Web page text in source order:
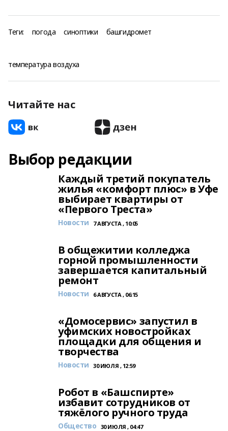
Теги: погода синоптики башгидромет
температура воздуха
Читайте нас
Выбор редакции
Каждый третий покупатель
жилья «комфорт плюс» в Уфе
выбирает квартиры от
«Первого Треста»
Новости 7 АВГУСТА , 10:05
В общежитии колледжа
горной промышленности
завершается капитальный
ремонт
Новости 6 АВГУСТА , 06:15
«Домосервис» запустил в
уфимских новостройках
площадки для общения и
творчества
Новости 30 ИЮЛЯ , 12:59
Робот в «Башспирте»
избавит сотрудников от
тяжёлого ручного труда
Общество 30 ИЮЛЯ , 04:47